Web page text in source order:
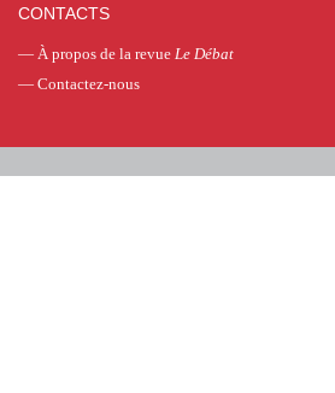
CONTACTS
— À propos de la revue Le Débat
— Contactez-nous